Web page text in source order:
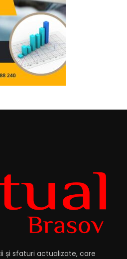
și sfaturi actualizate, care